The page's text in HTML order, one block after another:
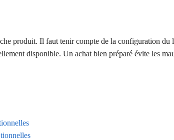
produit. Il faut tenir compte de la configuration du
disponible. Un achat bien préparé évite les